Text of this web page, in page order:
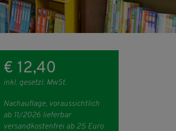
€ 12,40
inkl. gesetzl. MwSt.
Nachauflage, voraussichtlich
ab 11/2026 lieferbar
versandkostenfrei ab 25 Euro